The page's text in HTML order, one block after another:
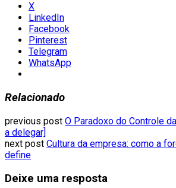
X
LinkedIn
Facebook
Pinterest
Telegram
WhatsApp
Relacionado
previous post O Paradoxo do Controle
a delegar]
next post Cultura da empresa: como a
define
Deixe uma resposta